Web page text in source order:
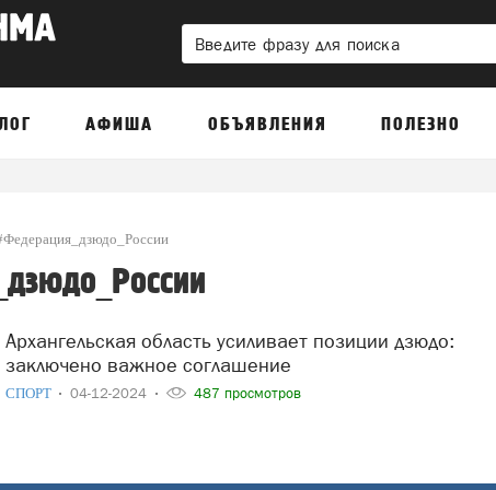
АФИША ОБЪЯВЛЕНИЯ ПОЛЕЗНО
Архангельская область усиливает позиции дзюдо:
заключено важное соглашение
СПОРТ 04-12-2024 487 просмотров